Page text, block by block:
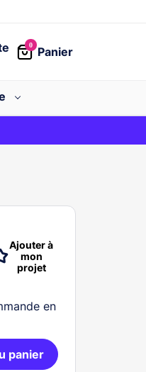
0
Panier
Ajouter à
mon
projet
en
panier